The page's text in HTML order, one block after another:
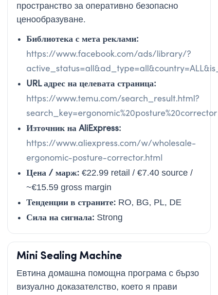
пространство за оперативно безопасно
ценообразуване.
Библиотека с мета реклами:
https://www.facebook.com/ads/library/?
URL адрес на целевата страница:
https://www.temu.com/search_result.html?
search_key=ergonomic%20posture%20corrector
Източник на AliExpress:
https://www.aliexpress.com/w/wholesale-
ergonomic-posture-corrector.html
Цена / марж: €22.99 retail / €7.40 source /
~€15.59 gross margin
Тенденции в страните: RO, BG, PL, DE
Сила на сигнала: Strong
Mini Sealing Machine
Евтина домашна помощна програма с бързо
визуално доказателство, което я прави